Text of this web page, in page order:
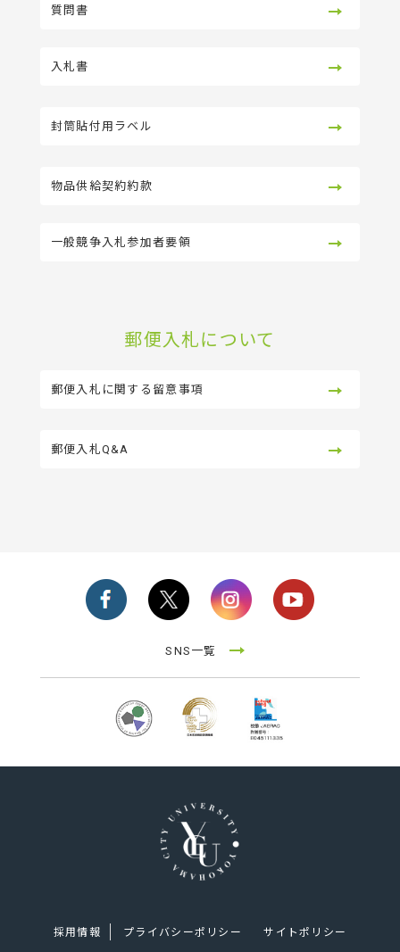
質問書
入札書
封筒貼付用ラベル
物品供給契約約款
一般競争入札参加者要領
郵便入札について
郵便入札に関する留意事項
郵便入札Q&A
SNS一覧
採用情報 プライバシーポリシー サイトポリシー